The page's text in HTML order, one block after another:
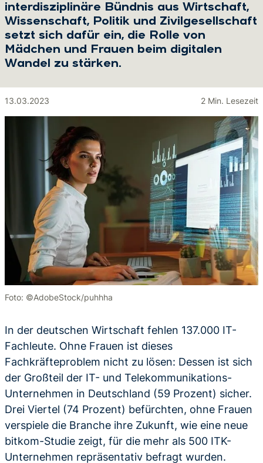
interdisziplinäre Bündnis aus Wirtschaft,
Wissenschaft, Politik und Zivilgesellschaft
setzt sich dafür ein, die Rolle von
Mädchen und Frauen beim digitalen
Wandel zu stärken.
13.03.2023 2 Min. Lesezeit
Foto: ©AdobeStock/puhhha
In der deutschen Wirtschaft fehlen 137.000 IT-
Fachleute. Ohne Frauen ist dieses
Fachkräfteproblem nicht zu lösen: Dessen ist sich
der Großteil der IT- und Telekommunikations-
Unternehmen in Deutschland (59 Prozent) sicher.
Drei Viertel (74 Prozent) befürchten, ohne Frauen
verspiele die Branche ihre Zukunft, wie eine neue
bitkom-Studie zeigt, für die mehr als 500 ITK-
Unternehmen repräsentativ befragt wurden.